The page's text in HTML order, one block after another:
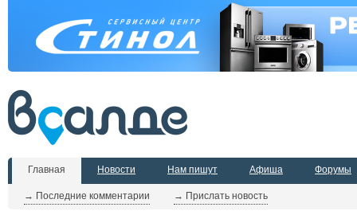
Главная
→ Последние комментарии → Прислать новость
Новости Нам пишут Афиша Форумы